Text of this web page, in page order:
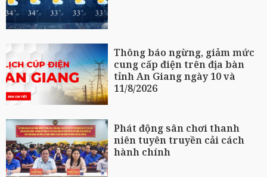
Thông báo ngừng, giảm mức
cung cấp điện trên địa bàn
tỉnh An Giang ngày 10 và
11/8/2026
Phát động sân chơi thanh
niên tuyên truyền cải cách
hành chính